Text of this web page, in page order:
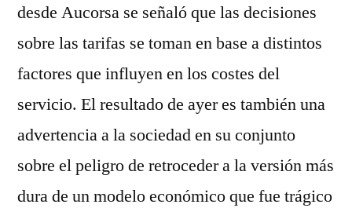
desde Aucorsa se señaló que las decisiones
sobre las tarifas se toman en base a distintos
factores que influyen en los costes del
servicio. El resultado de ayer es también una
advertencia a la sociedad en su conjunto
sobre el peligro de retroceder a la versión más
dura de un modelo económico que fue trágico